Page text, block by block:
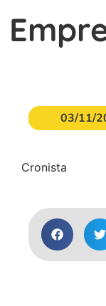
03/11/
Cronista